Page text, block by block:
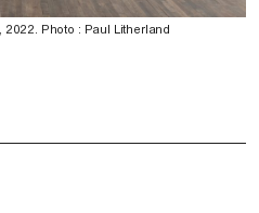
, 2022. Photo : Paul Litherland